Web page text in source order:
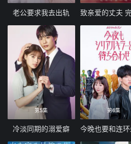
老公要求我去出轨
第5集
冷淡同期的溺爱癖
第6集